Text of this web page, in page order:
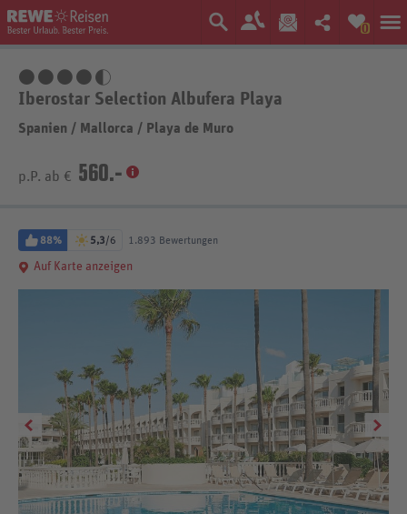
0
Iberostar Selection Albufera Playa
Spanien / Mallorca / Playa de Muro
p.P. ab € 560.-
88% 5,3/6 1.893 Bewertungen
Auf Karte anzeigen